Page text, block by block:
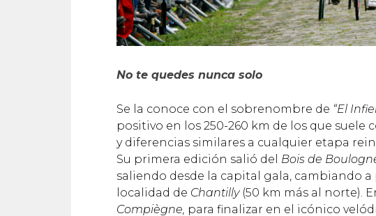
No te quedes nunca solo
Se la conoce con el sobrenombre de “El
positivo en los 250-260 km de los que
y diferencias similares a cualquier etapa
Su primera edición salió del Bois de
saliendo desde la capital gala, cambiando
localidad de Chantilly (50 km más al norte).
Compiègne, para finalizar en el icónico